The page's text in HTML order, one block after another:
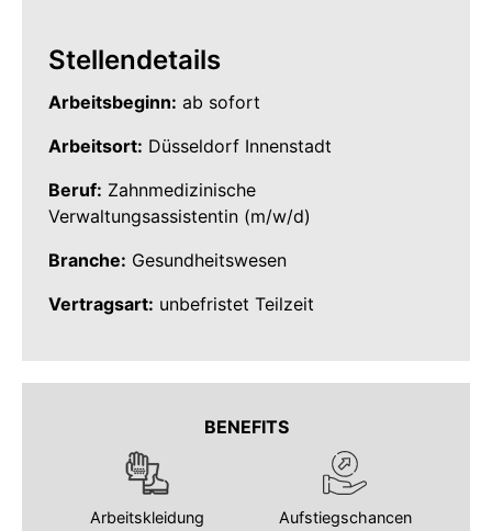
Stellendetails
Arbeitsbeginn: ab sofort
Arbeitsort: Düsseldorf Innenstadt
Beruf: Zahnmedizinische
Verwaltungsassistentin (m/w/d)
Branche: Gesundheitswesen
Vertragsart: unbefristet Teilzeit
BENEFITS
Arbeitskleidung Aufstiegschancen